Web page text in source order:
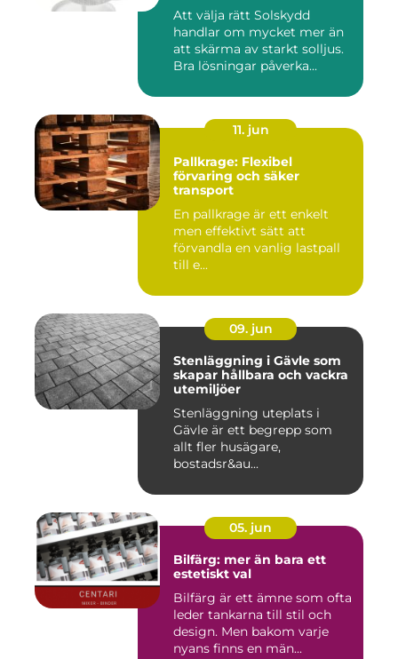
Att välja rätt Solskydd
handlar om mycket mer än
att skärma av starkt solljus.
Bra lösningar påverka...
11. jun
Pallkrage: Flexibel
förvaring och säker
transport
En pallkrage är ett enkelt
men effektivt sätt att
förvandla en vanlig lastpall
till e...
09. jun
Stenläggning i Gävle som
skapar hållbara och vackra
utemiljöer
Stenläggning uteplats i
Gävle är ett begrepp som
allt fler husägare,
bostadsr&au...
05. jun
Bilfärg: mer än bara ett
estetiskt val
Bilfärg är ett ämne som ofta
leder tankarna till stil och
design. Men bakom varje
nyans finns en män...